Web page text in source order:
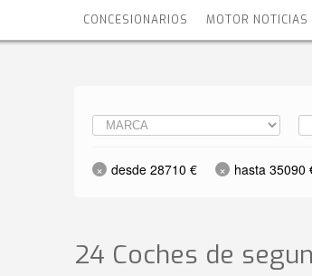
CONCESIONARIOS MOTOR NOTICIAS
desde 28710 € hasta 35090
24 Coches de